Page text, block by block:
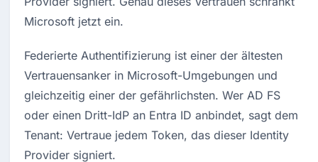
Microsoft jetzt ein.
Federierte Authentifizierung ist einer der ältesten
Vertrauensanker in Microsoft-Umgebungen und
gleichzeitig einer der gefährlichsten. Wer AD FS
oder einen Dritt-IdP an Entra ID anbindet, sagt dem
Tenant: Vertraue jedem Token, das dieser Identity
Provider signiert.